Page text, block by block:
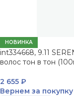
НОВИНКА
int334668, 9.11
волос тон в тон
2 655 ₽
Вернем за покупку